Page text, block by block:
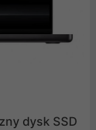
dysk SSD